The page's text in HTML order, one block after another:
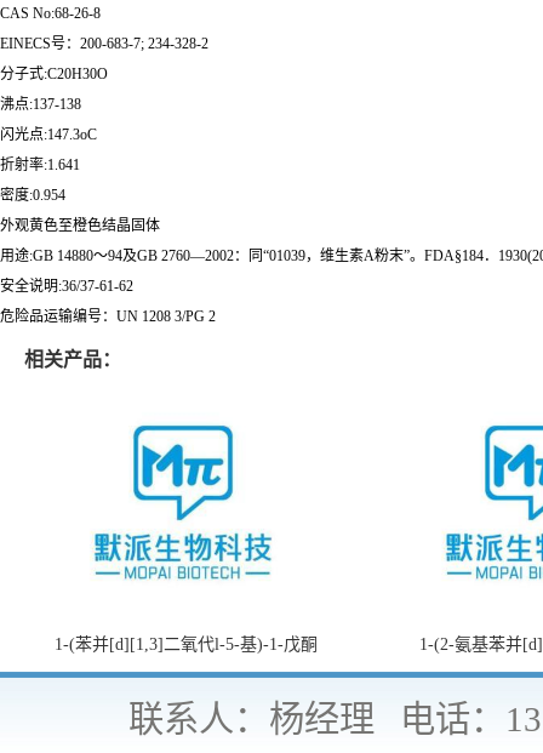
CAS No:68-26-8
EINECS号：200-683-7; 234-328-2
分子式:C20H30O
沸点:137-138
闪光点:147.3oC
折射率:1.641
密度:0.954
外观黄色至橙色结晶固体
用途:GB 14880～94及GB 2760—2002：同“01039，维生素A粉末”。FDA§184．
安全说明:36/37-61-62
危险品运输编号：UN 1208 3/PG 2
相关产品：
1-(苯并[d][1,3]二氧代l-5-基)-1-戊酮 1-(2-氨基苯并
联系人：杨经理
电话：